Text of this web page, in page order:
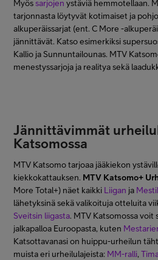
Myössarjojen ystäviä hemmotellaan.
tarjonnasta löytyvät kotimaiset ja
alkuperäissarjat (ent. C More -
jännittävät. Katso esimerkiksi
Kallio ja Sunnuntailounas. MTV
menestyssarjoja ja realitya sekä
Jännittävimmät
Katsomossa
MTV Katsomo tarjoaa jääkiekon
kiekkokattauksen. MTV Katsomo+
More Total+) näet kaikki Liigan ja
lähetyksinä sekä valikoituja otteluita
Sveitsin liigasta. MTV Katsomossa voit
jalkapalloa Euroopasta, kuten
Katsottavanasi on huippu-urheilun
muista eri urheilulajeista: MM-ralli,